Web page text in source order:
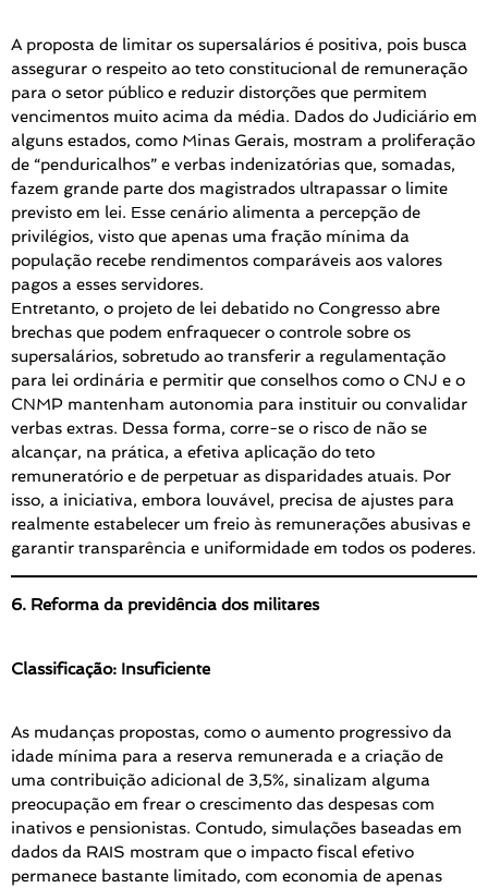
A proposta de limitar os supersalários é positiva, pois busca
assegurar o respeito ao teto constitucional de remuneração
para o setor público e reduzir distorções que permitem
vencimentos muito acima da média. Dados do Judiciário em
alguns estados, como Minas Gerais, mostram a proliferação
de “penduricalhos” e verbas indenizatórias que, somadas,
fazem grande parte dos magistrados ultrapassar o limite
previsto em lei. Esse cenário alimenta a percepção de
privilégios, visto que apenas uma fração mínima da
população recebe rendimentos comparáveis aos valores
pagos a esses servidores.
Entretanto, o projeto de lei debatido no Congresso abre
brechas que podem enfraquecer o controle sobre os
supersalários, sobretudo ao transferir a regulamentação
para lei ordinária e permitir que conselhos como o CNJ e o
CNMP mantenham autonomia para instituir ou convalidar
verbas extras. Dessa forma, corre-se o risco de não se
alcançar, na prática, a efetiva aplicação do teto
remuneratório e de perpetuar as disparidades atuais. Por
isso, a iniciativa, embora louvável, precisa de ajustes para
realmente estabelecer um freio às remunerações abusivas e
garantir transparência e uniformidade em todos os poderes.
6. Reforma da previdência dos militares
Classificação: Insuficiente
As mudanças propostas, como o aumento progressivo da
idade mínima para a reserva remunerada e a criação de
uma contribuição adicional de 3,5%, sinalizam alguma
preocupação em frear o crescimento das despesas com
inativos e pensionistas. Contudo, simulações baseadas em
dados da RAIS mostram que o impacto fiscal efetivo
permanece bastante limitado, com economia de apenas